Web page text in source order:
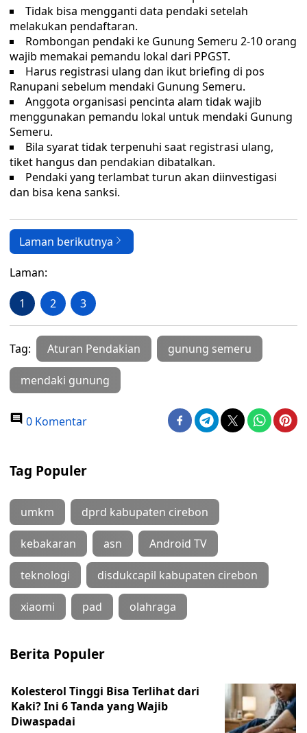
Tidak bisa mengganti data pendaki setelah
melakukan pendaftaran.
Rombongan pendaki ke Gunung Semeru 2-10 orang
wajib memakai pemandu lokal dari PPGST.
Harus registrasi ulang dan ikut briefing di pos
Ranupani sebelum mendaki Gunung Semeru.
Anggota organisasi pencinta alam tidak wajib
menggunakan pemandu lokal untuk mendaki Gunung
Semeru.
Bila syarat tidak terpenuhi saat registrasi ulang,
tiket hangus dan pendakian dibatalkan.
Pendaki yang terlambat turun akan diinvestigasi
dan bisa kena sanksi.
Laman berikutnya
Laman:
1 2 3
Tag: Aturan Pendakian gunung semeru
mendaki gunung
0 Komentar
Tag Populer
umkm dprd kabupaten cirebon
kebakaran asn Android TV
teknologi disdukcapil kabupaten cirebon
xiaomi pad olahraga
Berita Populer
Kolesterol Tinggi Bisa Terlihat dari
Kaki? Ini 6 Tanda yang Wajib
Diwaspadai